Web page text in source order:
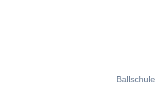
Ballschule